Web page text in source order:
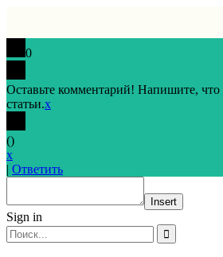
0
Оставьте комментарий! Напишите, что
статьи.x
()
x
| Ответить
Insert
Sign in